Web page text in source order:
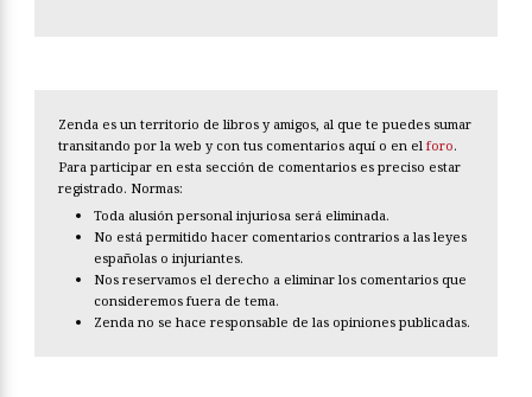
Zenda es un territorio de libros y amigos, al que te puedes sumar
transitando por la web y con tus comentarios aquí o en el foro.
Para participar en esta sección de comentarios es preciso estar
registrado. Normas:
Toda alusión personal injuriosa será eliminada.
No está permitido hacer comentarios contrarios a las leyes
españolas o injuriantes.
Nos reservamos el derecho a eliminar los comentarios que
consideremos fuera de tema.
Zenda no se hace responsable de las opiniones publicadas.